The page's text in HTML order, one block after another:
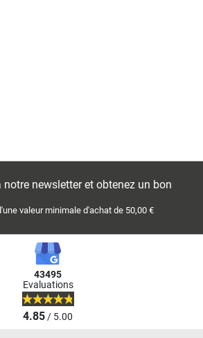
notre newsletter et obtenez un bon
valeur minimale d'achat de 50,00 €
43495
Evaluations
4.85/ 5.00